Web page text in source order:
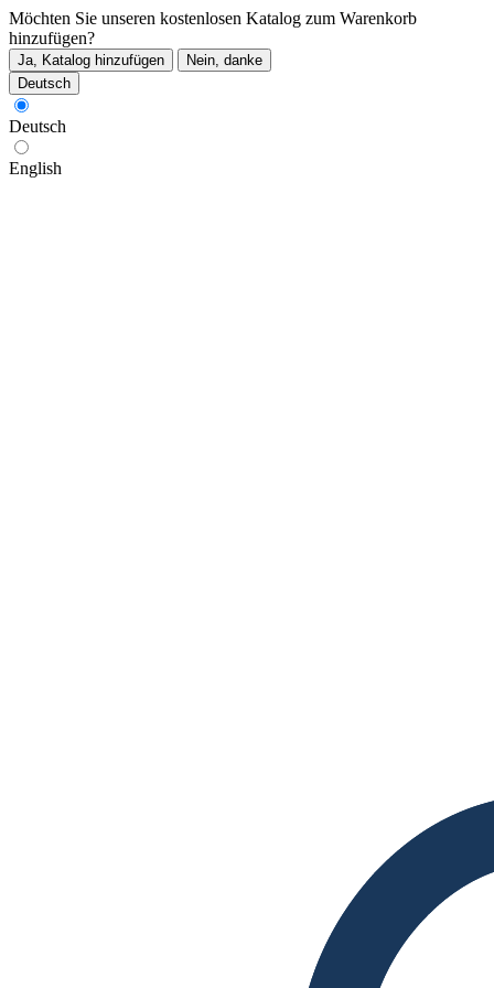
Möchten Sie unseren kostenlosen Katalog zum Warenkorb
hinzufügen?
Ja, Katalog hinzufügen
Nein, danke
Deutsch
Deutsch
English